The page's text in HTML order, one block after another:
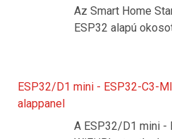
Az Smart Home
ESP32 alapú
ESP32/D1 mini - ESP32-C3-
alappanel
A ESP32/D1 mini -